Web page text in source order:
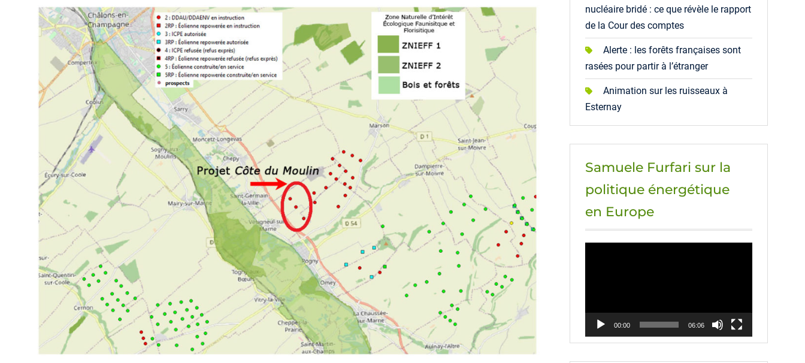
nucléaire bridé : ce que révèle le rapport
de la Cour des comptes
Alerte : les forêts françaises sont
rasées pour partir à l’étranger
Animation sur les ruisseaux à
Esternay
Samuele Furfari sur la
politique énergétique
en Europe
00:00 06:06